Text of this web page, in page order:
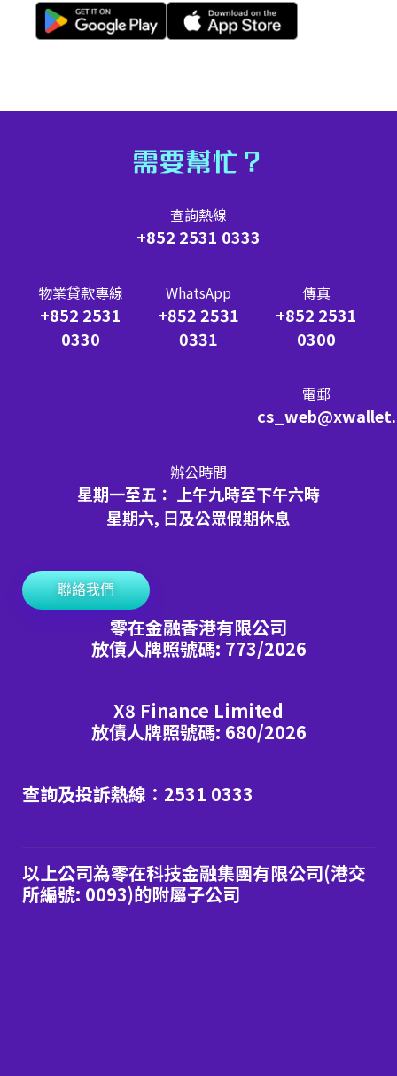
需要幫忙？
查詢熱線
+852 2531 0333
物業貸款專線
+852 2531
0330
WhatsApp
+852 2531
0331
傳真
+852 2531
0300
電郵
辦公時間
星期一至五： 上午九時至下午六時
星期六, 日及公眾假期休息
聯絡我們
零在金融香港有限公司
放債人牌照號碼: 773/2026
X8 Finance Limited
放債人牌照號碼: 680/2026
查詢及投訴熱線：2531 0333
以上公司為零在科技金融集團有限公司(港交
所編號: 0093)的附屬子公司